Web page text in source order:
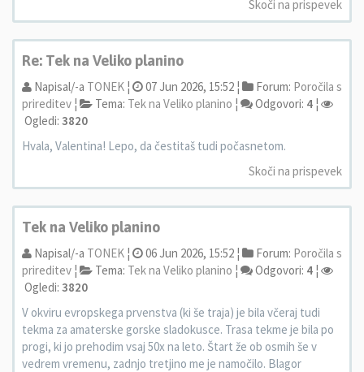
Skoči na prispevek
Re: Tek na Veliko planino
Napisal/-a TONEK ¦ 07 Jun 2026, 15:52 ¦ Forum: Poročila s
prireditev ¦ Tema: Tek na Veliko planino ¦ Odgovori: 4 ¦
Ogledi: 3820
Hvala, Valentina! Lepo, da čestitaš tudi počasnetom.
Skoči na prispevek
Tek na Veliko planino
Napisal/-a TONEK ¦ 06 Jun 2026, 15:52 ¦ Forum: Poročila s
prireditev ¦ Tema: Tek na Veliko planino ¦ Odgovori: 4 ¦
Ogledi: 3820
V okviru evropskega prvenstva (ki še traja) je bila včeraj tudi
tekma za amaterske gorske sladokusce. Trasa tekme je bila po
progi, ki jo prehodim vsaj 50x na leto. Štart že ob osmih še v
vedrem vremenu, zadnjo tretjino me je namočilo. Blagor